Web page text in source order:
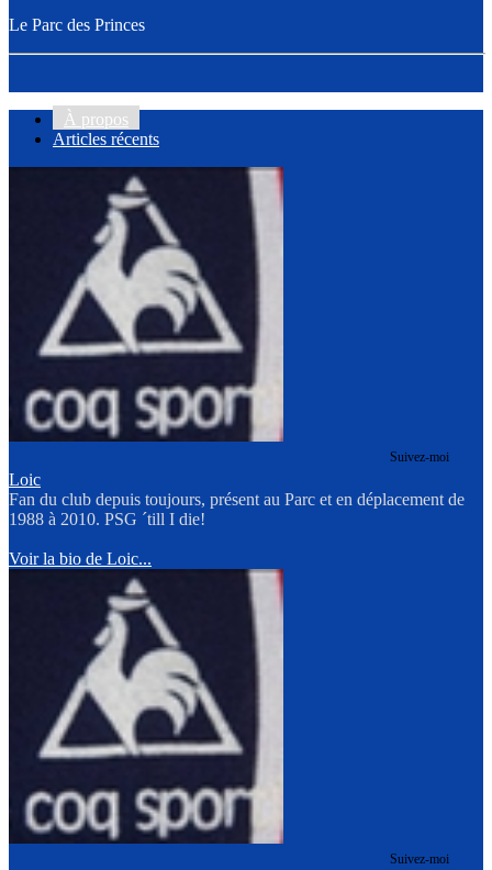
Le Parc des Princes
À propos
Articles récents
Suivez-moi
Loic
Fan du club depuis toujours, présent au Parc et en déplacement de
1988 à 2010. PSG ´till I die!
Voir la bio de Loic...
Suivez-moi